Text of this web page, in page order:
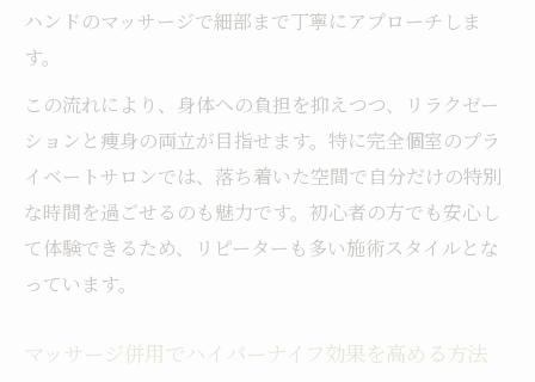
ハンドのマッサージで細部まで丁寧にアプローチしま
す。
この流れにより、身体への負担を抑えつつ、リラクゼー
ションと痩身の両立が目指せます。特に完全個室のプラ
イベートサロンでは、落ち着いた空間で自分だけの特別
な時間を過ごせるのも魅力です。初心者の方でも安心し
て体験できるため、リピーターも多い施術スタイルとな
っています。
マッサージ併用でハイパーナイフ効果を高める方法